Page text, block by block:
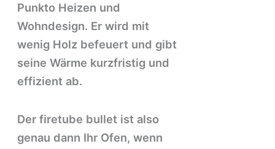
Punkto Heizen und
Wohndesign. Er wird mit
wenig Holz befeuert und gibt
seine Wärme kurzfristig und
effizient ab.
Der firetube bullet ist also
genau dann Ihr Ofen, wenn